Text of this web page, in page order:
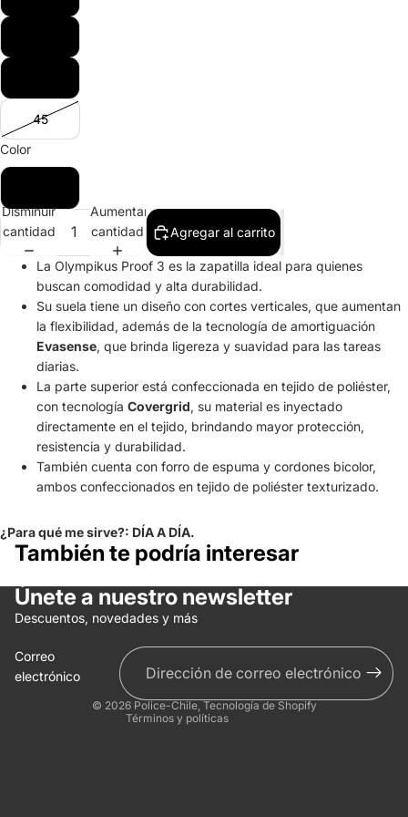
45
Color
Disminuir
cantidad
Aumentar
cantidad
Agregar al carrito
La Olympikus Proof 3 es la zapatilla ideal para quienes
buscan comodidad y alta durabilidad.
Su suela tiene un diseño con cortes verticales, que aumentan
la flexibilidad, además de la tecnología de amortiguación
Evasense, que brinda ligereza y suavidad para las tareas
diarias.
La parte superior está confeccionada en tejido de poliéster,
con tecnología Covergrid, su material es inyectado
directamente en el tejido, brindando mayor protección,
resistencia y durabilidad.
También cuenta con forro de espuma y cordones bicolor,
ambos confeccionados en tejido de poliéster texturizado.
¿Para qué me sirve?: DÍA A DÍA.
También te podría interesar
Únete a nuestro newsletter
Descuentos, novedades y más
Correo
electrónico
© 2026 Police-Chile,Tecnología de Shopify
Términos y políticas
Política de reembolso
Términos del servicio
Información de contacto